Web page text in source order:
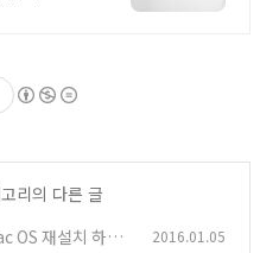
리의 다른 글
OS 재설치 하기
2016.01.05